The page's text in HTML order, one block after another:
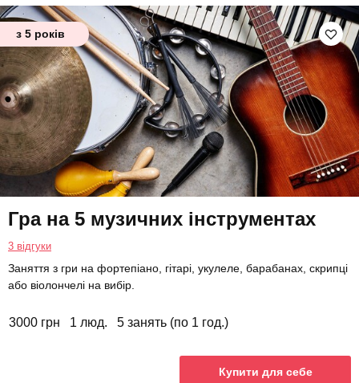
з 5 років
Гра на 5 музичних інструментах
3 відгуки
Заняття з гри на фортепіано, гітарі, укулеле, барабанах, скрипці
або віолончелі на вибір.
3000 грн 1 люд. 5 занять (по 1 год.)
Купити для себе